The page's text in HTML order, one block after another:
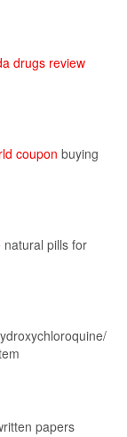
drugs review
coupon buying
natural pills for
papers